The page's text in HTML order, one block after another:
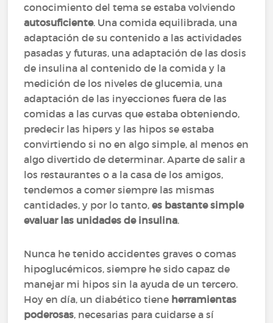
conocimiento del tema se estaba volviendo
autosuficiente. Una comida equilibrada, una
adaptación de su contenido a las actividades
pasadas y futuras, una adaptación de las dosis
de insulina al contenido de la comida y la
medición de los niveles de glucemia, una
adaptación de las inyecciones fuera de las
comidas a las curvas que estaba obteniendo,
predecir las hipers y las hipos se estaba
convirtiendo si no en algo simple, al menos en
algo divertido de determinar. Aparte de salir a
los restaurantes o a la casa de los amigos,
tendemos a comer siempre las mismas
cantidades, y por lo tanto,es bastante simple
evaluar las unidades de insulina.
Nunca he tenido accidentes graves o comas
hipoglucémicos, siempre he sido capaz de
manejar mi hipos sin la ayuda de un tercero.
Hoy en día, un diabético tiene herramientas
poderosas, necesarias para cuidarse a sí